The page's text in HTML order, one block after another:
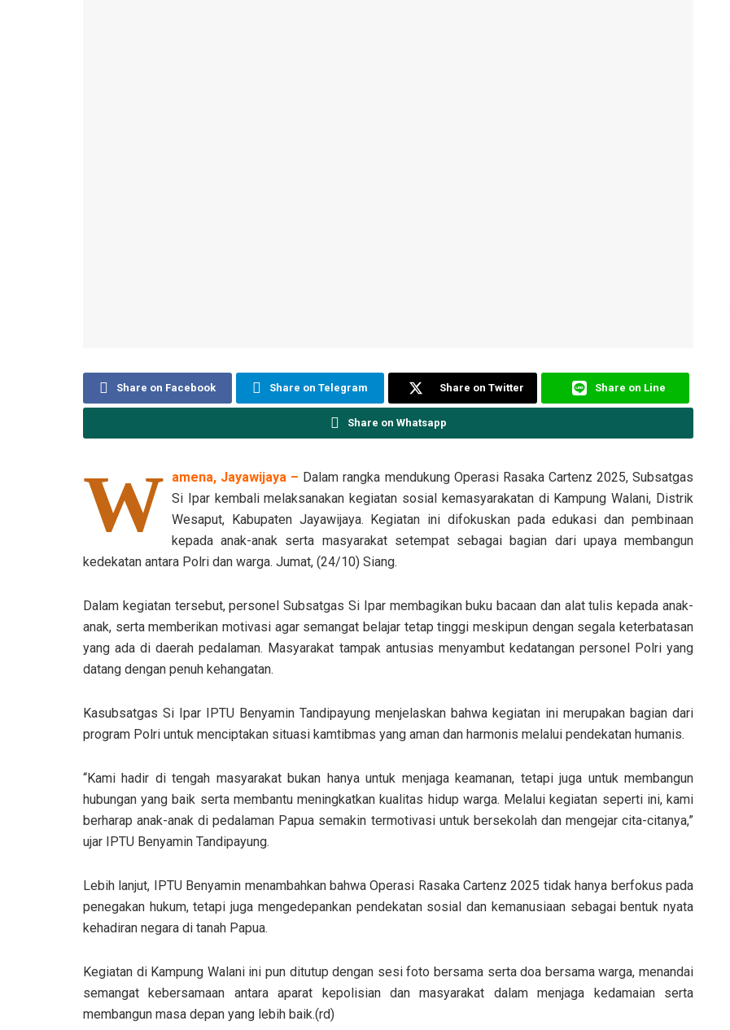
Share on Facebook Share on Telegram Share on Twitter Share on Line
Share on Whatsapp
W amena, Jayawijaya – Dalam rangka mendukung Operasi Rasaka Cartenz 2025, Subsatgas
Si Ipar kembali melaksanakan kegiatan sosial kemasyarakatan di Kampung Walani, Distrik
Wesaput, Kabupaten Jayawijaya. Kegiatan ini difokuskan pada edukasi dan pembinaan
kepada anak-anak serta masyarakat setempat sebagai bagian dari upaya membangun
kedekatan antara Polri dan warga. Jumat, (24/10) Siang.
Dalam kegiatan tersebut, personel Subsatgas Si Ipar membagikan buku bacaan dan alat tulis kepada anak-
anak, serta memberikan motivasi agar semangat belajar tetap tinggi meskipun dengan segala keterbatasan
yang ada di daerah pedalaman. Masyarakat tampak antusias menyambut kedatangan personel Polri yang
datang dengan penuh kehangatan.
Kasubsatgas Si Ipar IPTU Benyamin Tandipayung menjelaskan bahwa kegiatan ini merupakan bagian dari
program Polri untuk menciptakan situasi kamtibmas yang aman dan harmonis melalui pendekatan humanis.
“Kami hadir di tengah masyarakat bukan hanya untuk menjaga keamanan, tetapi juga untuk membangun
hubungan yang baik serta membantu meningkatkan kualitas hidup warga. Melalui kegiatan seperti ini, kami
berharap anak-anak di pedalaman Papua semakin termotivasi untuk bersekolah dan mengejar cita-citanya,”
ujar IPTU Benyamin Tandipayung.
Lebih lanjut, IPTU Benyamin menambahkan bahwa Operasi Rasaka Cartenz 2025 tidak hanya berfokus pada
penegakan hukum, tetapi juga mengedepankan pendekatan sosial dan kemanusiaan sebagai bentuk nyata
kehadiran negara di tanah Papua.
Kegiatan di Kampung Walani ini pun ditutup dengan sesi foto bersama serta doa bersama warga, menandai
semangat kebersamaan antara aparat kepolisian dan masyarakat dalam menjaga kedamaian serta
membangun masa depan yang lebih baik.(rd)